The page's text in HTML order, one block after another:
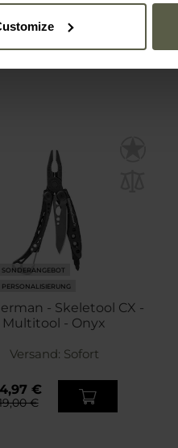
€
SONDERANGEBOT
PERSONALISIERUNG
- Skeletool CX -
Multitool - Onyx
Versand: Sofort
€
€